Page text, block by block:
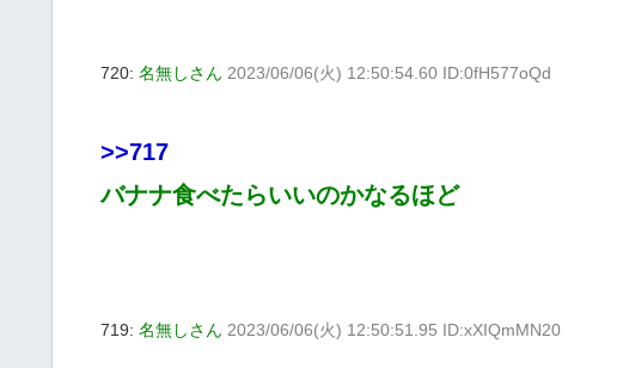
720: 名無しさん 2023/06/06(火) 12:50:54.60 ID:0fH577oQd
>>717
バナナ食べたらいいのかなるほど
719: 名無しさん 2023/06/06(火) 12:50:51.95 ID:xXIQmMN20